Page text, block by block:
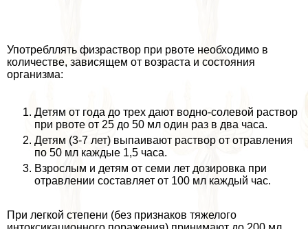
Употрeбллять физраствор при рвоте необходимо в
количестве, зависящем от возраста и состояния
организма:
Детям от года до трех дают водно-солевой раствор
при рвоте от 25 до 50 мл один раз в два часа.
Детям (3-7 лет) выпаивают раствор от отравления
по 50 мл каждые 1,5 часа.
Взрослым и детям от семи лет дозировка при
отравлении составляет от 100 мл каждый час.
При легкой степени (без признаков тяжелого